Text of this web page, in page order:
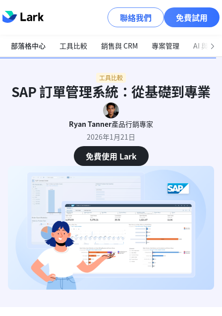
聯絡我們 免費試用
部落格中心 工具比較 銷售與 CRM 專案管理 AI 與自
工具比較
SAP 訂單管理系統：從基礎到專業
Ryan Tanner產品行銷專家
2026年1月21日
免費使用 Lark